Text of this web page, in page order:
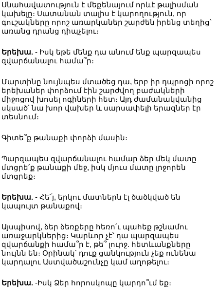
Սնահավատություն է մեքենայում որևէ թալիսման
կախելը։ Սատանան տալիս է կարողություն, որ
գուշակները որոշ առարկաներ շարժեն իրենց տեղից՝
առանց դրանց դիպչելու։
Երեխա. - Իսկ եթե մենք դա անում ենք պարզապես
զվարճանալու համա՞ր։
Մարտինը նույնպես մտածեց դա, երբ իր դպրոցի որոշ
երեխաներ փորձում էին շարժվող բաժակների
միջոցով խոսել ոգիների հետ։ Այդ ժամանակվանից
սկսած՝ նա խոր վախեր և սարսափելի երազներ էր
տեսնում։
Գիտե՞ք թանաքի փորձի մասին։
Պարզապես զվարճանալու համար ձեր մեկ մատը
մտցրե՛ք թանաքի մեջ, իսկ մյուս մատը լրջորեն
մտցրեք։
Երեխա. - Հե՜յ, երկու մատներն էլ ծածկված են
կապույտ թանաքով։
Այսպիսով, ձեր ձեռքերը հեռո՛ւ պահեք թշնամու
առաջարկներից։ Կարևոր չէ՝ դա պարզապես
զվարճանքի համա՞ր է, թե՞ լուրջ. հետևանքները
նույնն են։ Օրինակ՝ դուք ցանկություն չեք ունենա
կարդալու Աստվածաշունչը կամ աղոթելու։
Երեխա. -Իսկ Ձեր հորոսկոպը կարդո՞ւմ եք։